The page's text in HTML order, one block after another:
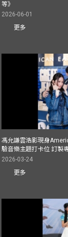
等》
2026-06-01
更多
馮允謙雲浩影現身
驗音樂主題打卡位 訂製
2026-03-24
更多